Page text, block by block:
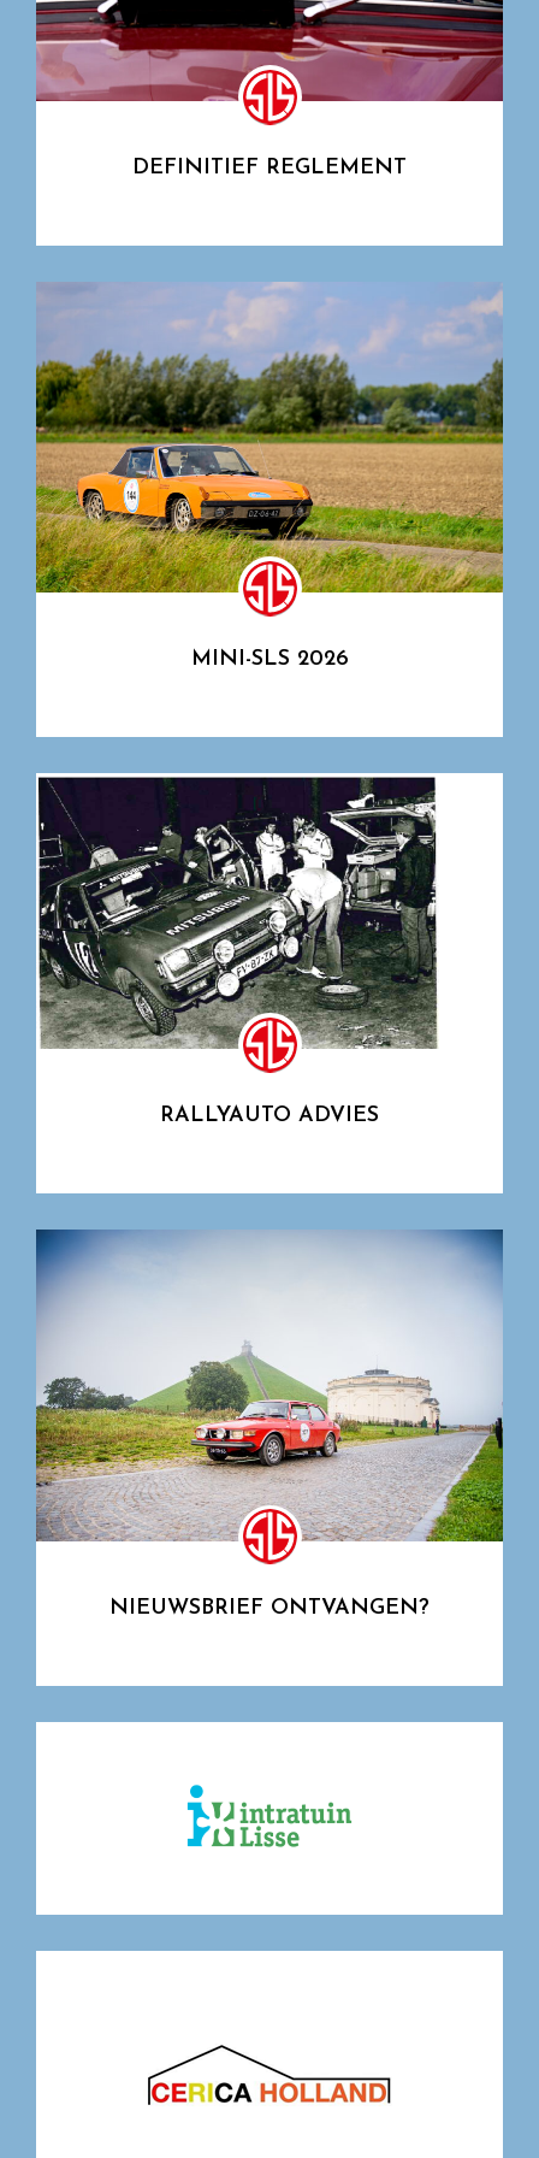
DEFINITIEF REGLEMENT
MINI-SLS 2026
RALLYAUTO ADVIES
NIEUWSBRIEF ONTVANGEN?